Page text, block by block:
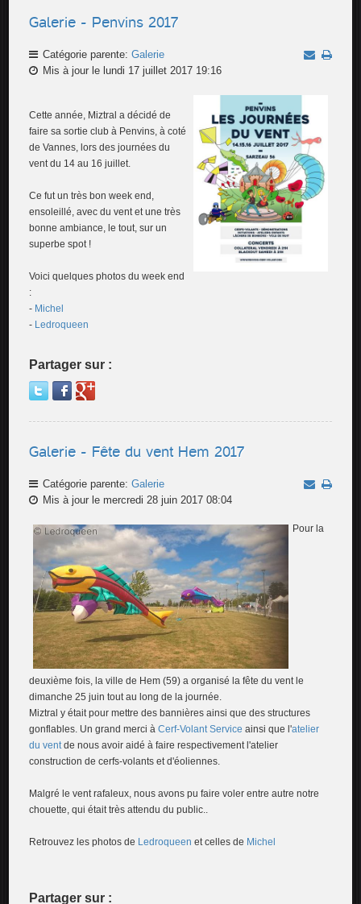
Galerie - Penvins 2017
Catégorie parente:Galerie
Mis à jour le lundi 17 juillet 2017 19:16
Cette année, Miztral a décidé de
faire sa sortie club à Penvins, à coté
de Vannes, lors des journées du
vent du 14 au 16 juillet.
Ce fut un très bon week end,
ensoleillé, avec du vent et une très
bonne ambiance, le tout, sur un
superbe spot !
Voici quelques photos du week end
:
- Michel
- Ledroqueen
Partager sur :
Galerie - Fête du vent Hem 2017
Catégorie parente:Galerie
Mis à jour le mercredi 28 juin 2017 08:04
Pour la
deuxième fois, la ville de Hem (59) a organisé la fête du vent le
dimanche 25 juin tout au long de la journée.
Miztral y était pour mettre des bannières ainsi que des structures
gonflables. Un grand merci àCerf-Volant Service ainsi que l'atelier
du vent de nous avoir aidé à faire respectivement l'atelier
construction de cerfs-volants et d'éoliennes.
Malgré le vent rafaleux, nous avons pu faire voler entre autre notre
chouette, qui était très attendu du public..
Retrouvez les photos de Ledroqueenet celles de Michel
Partager sur :